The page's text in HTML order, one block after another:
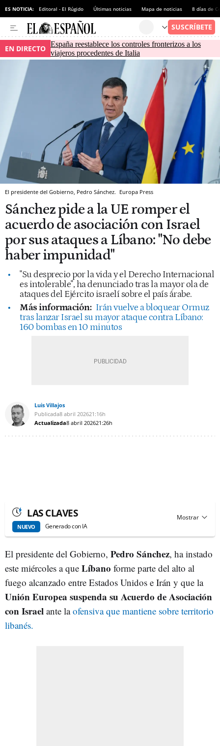
ES NOTICIA: Editoral - El Rúgido Últimas noticias Mapa de noticias 8 días de
EN DIRECTO España reestablece los controles fronterizos a los
viajeros procedentes de Italia
El presidente del Gobierno, Pedro Sánchez. Europa Press
Sánchez pide a la UE romper el
acuerdo de asociación con Israel
por sus ataques a Líbano: "No debe
haber impunidad"
"Su desprecio por la vida y el Derecho Internacional
es intolerable", ha denunciado tras la mayor ola de
ataques del Ejército israelí sobre el país árabe.
Más información: Irán vuelve a bloquear Ormuz
tras lanzar Israel su mayor ataque contra Líbano:
160 bombas en 10 minutos
Luis Villajos
Publicada8 abril 202621:16h
Actualizada8 abril 202621:26h
LAS CLAVES
NUEVO Generado con IA
El presidente del Gobierno, Pedro Sánchez, ha instado
este miércoles a que Líbano forme parte del alto al
fuego alcanzado entre Estados Unidos e Irán y que la
Unión Europea suspenda su Acuerdo de Asociación
con Israel ante laofensiva que mantiene sobre territorio
libanés.